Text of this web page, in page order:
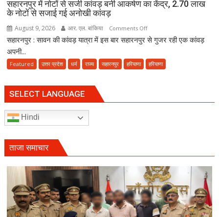
सहारनपुर में नोटों से सजी कांवड़ बनी आकर्षण का केंद्र, 2.70 लाख
के नोटों से सजाई गई अनोखी कांवड़
August 9, 2026 आर. एल. बांकिया Comments Offon
सहारनपुर
नोटों
से
बनी
लाख
के
नोटों
से
सजाई
गई
सहारनपुर : सावन की कांवड़ यात्रा में इस बार सहारनपुर से गुजर रही एक कांवड़
अपनी...
Featured उत्तर प्रदेश धर्म राज्य सहारनपुर हरियाणा हरियाणा
SELECT LANGUAGE
Hindi
ताजा समाचार